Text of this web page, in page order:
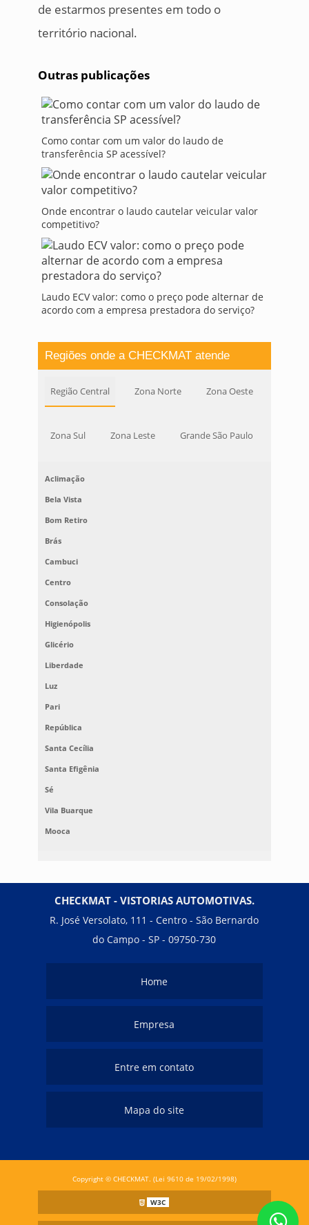
de estarmos presentes em todo o
território nacional.
Outras publicações
Como contar com um valor do laudo de
transferência SP acessível?
Onde encontrar o laudo cautelar veicular valor
competitivo?
Laudo ECV valor: como o preço pode alternar de
acordo com a empresa prestadora do serviço?
Regiões onde a CHECKMAT atende
Região Central Zona Norte Zona Oeste
Zona Sul Zona Leste Grande São Paulo
Aclimação
Bela Vista
Bom Retiro
Brás
Cambuci
Centro
Consolação
Higienópolis
Glicério
Liberdade
Luz
Pari
República
Santa Cecília
Santa Efigênia
Sé
Vila Buarque
Mooca
CHECKMAT - VISTORIAS AUTOMOTIVAS.
R. José Versolato, 111 - Centro - São Bernardo
do Campo - SP - 09750-730
Home
Empresa
Entre em contato
Mapa do site
Copyright © CHECKMAT. (Lei 9610 de 19/02/1998)
W3C